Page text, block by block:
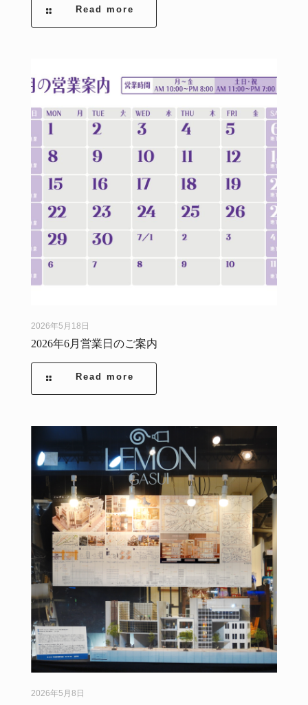
Read more
2026年5月18日
2026年6月営業日のご案内
Read more
2026年5月8日